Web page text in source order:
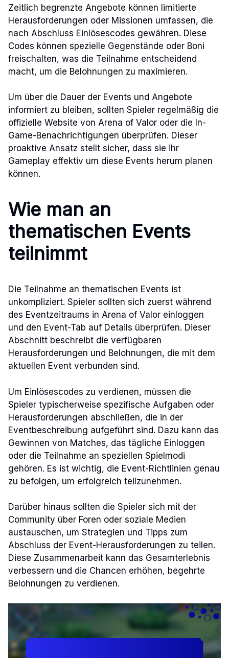
Zeitlich begrenzte Angebote können limitierte
Herausforderungen oder Missionen umfassen, die
nach Abschluss Einlösescodes gewähren. Diese
Codes können spezielle Gegenstände oder Boni
freischalten, was die Teilnahme entscheidend
macht, um die Belohnungen zu maximieren.
Um über die Dauer der Events und Angebote
informiert zu bleiben, sollten Spieler regelmäßig die
offizielle Website von Arena of Valor oder die In-
Game-Benachrichtigungen überprüfen. Dieser
proaktive Ansatz stellt sicher, dass sie ihr
Gameplay effektiv um diese Events herum planen
können.
Wie man an
thematischen Events
teilnimmt
Die Teilnahme an thematischen Events ist
unkompliziert. Spieler sollten sich zuerst während
des Eventzeitraums in Arena of Valor einloggen
und den Event-Tab auf Details überprüfen. Dieser
Abschnitt beschreibt die verfügbaren
Herausforderungen und Belohnungen, die mit dem
aktuellen Event verbunden sind.
Um Einlösescodes zu verdienen, müssen die
Spieler typischerweise spezifische Aufgaben oder
Herausforderungen abschließen, die in der
Eventbeschreibung aufgeführt sind. Dazu kann das
Gewinnen von Matches, das tägliche Einloggen
oder die Teilnahme an speziellen Spielmodi
gehören. Es ist wichtig, die Event-Richtlinien genau
zu befolgen, um erfolgreich teilzunehmen.
Darüber hinaus sollten die Spieler sich mit der
Community über Foren oder soziale Medien
austauschen, um Strategien und Tipps zum
Abschluss der Event-Herausforderungen zu teilen.
Diese Zusammenarbeit kann das Gesamterlebnis
verbessern und die Chancen erhöhen, begehrte
Belohnungen zu verdienen.